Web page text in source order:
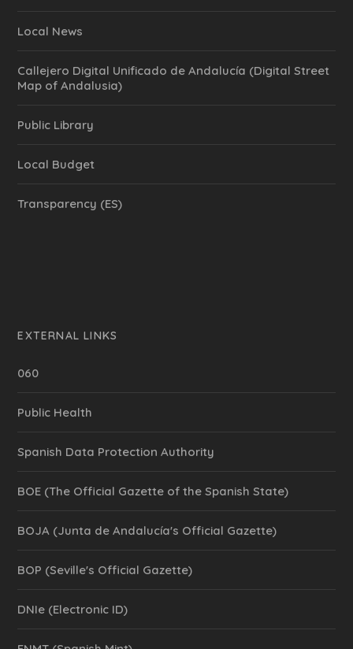
Local News
Callejero Digital Unificado de Andalucía (Digital Street
Map of Andalusia)
Public Library
Local Budget
Transparency (ES)
EXTERNAL LINKS
060
Public Health
Spanish Data Protection Authority
BOE (The Official Gazette of the Spanish State)
BOJA (Junta de Andalucía's Official Gazette)
BOP (Seville's Official Gazette)
DNIe (Electronic ID)